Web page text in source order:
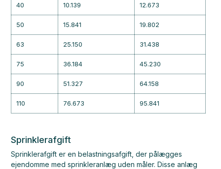
40 10.139 12.673
50 15.841 19.802
63 25.150 31.438
75 36.184 45.230
90 51.327 64.158
110 76.673 95.841
Sprinklerafgift
Sprinklerafgift er en belastningsafgift, der pålægges
ejendomme med sprinkleranlæg uden måler. Disse anlæg